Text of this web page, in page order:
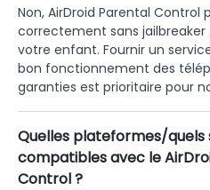
Non, AirDroid Parental
correctement sans
votre enfant. Fournir un
bon fonctionnement des
garanties est prioritaire pour
Quelles plateformes/quels
compatibles avec le
Control ?